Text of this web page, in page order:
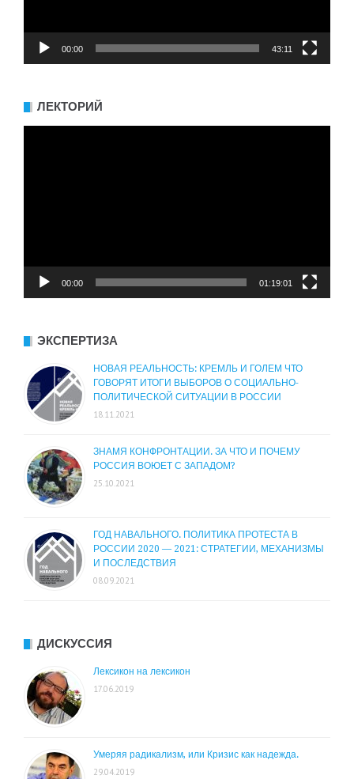
00:00 43:11
ЛЕКТОРИЙ
00:00 01:19:01
ЭКСПЕРТИЗА
НОВАЯ РЕАЛЬНОСТЬ: КРЕМЛЬ И ГОЛЕМ ЧТО
ГОВОРЯТ ИТОГИ ВЫБОРОВ О СОЦИАЛЬНО-
ПОЛИТИЧЕСКОЙ СИТУАЦИИ В РОССИИ
18.11.2021
ЗНАМЯ КОНФРОНТАЦИИ. ЗА ЧТО И ПОЧЕМУ
РОССИЯ ВОЮЕТ С ЗАПАДОМ?
25.10.2021
ГОД НАВАЛЬНОГО. ПОЛИТИКА ПРОТЕСТА В
РОССИИ 2020 — 2021: СТРАТЕГИИ, МЕХАНИЗМЫ
И ПОСЛЕДСТВИЯ
08.09.2021
ДИСКУССИЯ
Лексикон на лексикон
17.06.2019
Умеряя радикализм, или Кризис как надежда.
29.04.2019